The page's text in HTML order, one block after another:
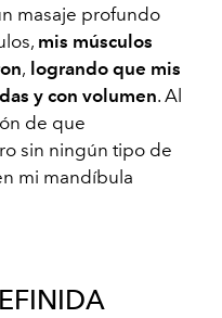
masaje profundo
mis músculos
, logrando que mis
y con volumen. Al
de que
sin ningún tipo de
mi mandíbula